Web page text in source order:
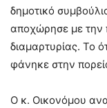
δημοτικό
αποχώρησε με την
διαμαρτυρίας. Το
φάνηκε στην
Ο κ. Οικονόμου